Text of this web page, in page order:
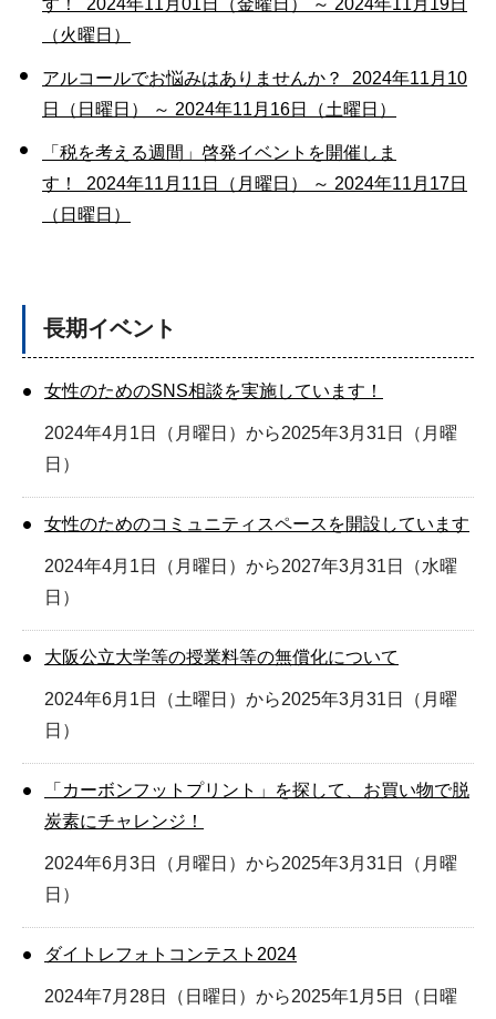
（火曜日）
アルコールでお悩みはありませんか？ 2024年11月10
日（日曜日） ～ 2024年11月16日（土曜日）
「税を考える週間」啓発イベントを開催しま
す！ 2024年11月11日（月曜日） ～ 2024年11月17日
（日曜日）
長期イベント
女性のためのSNS相談を実施しています！
2024年4月1日（月曜日）から2025年3月31日（月曜
日）
女性のためのコミュニティスペースを開設しています
2024年4月1日（月曜日）から2027年3月31日（水曜
日）
大阪公立大学等の授業料等の無償化について
2024年6月1日（土曜日）から2025年3月31日（月曜
日）
「カーボンフットプリント」を探して、お買い物で脱
炭素にチャレンジ！
2024年6月3日（月曜日）から2025年3月31日（月曜
日）
ダイトレフォトコンテスト2024
2024年7月28日（日曜日）から2025年1月5日（日曜